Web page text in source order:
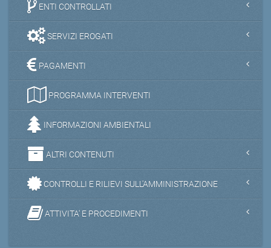
ENTI CONTROLLATI
SERVIZI EROGATI
PAGAMENTI
PROGRAMMA INTERVENTI
INFORMAZIONI AMBIENTALI
ALTRI CONTENUTI
CONTROLLI E RILIEVI SULL'AMMINISTRAZIONE
ATTIVITA' E PROCEDIMENTI